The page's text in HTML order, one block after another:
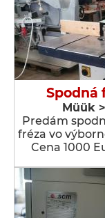
Spodná
Müük
Predám
fréza vo
Cena 1000